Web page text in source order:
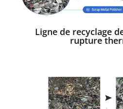
Ligne de recyclage
rupture